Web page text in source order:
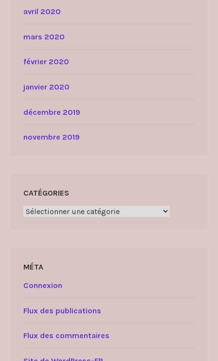
avril 2020
mars 2020
février 2020
janvier 2020
décembre 2019
novembre 2019
CATÉGORIES
Catégories
MÉTA
Connexion
Flux des publications
Flux des commentaires